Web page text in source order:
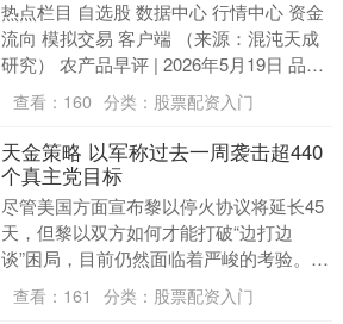
热点栏目 自选股 数据中心 行情中心 资金
流向 模拟交易 客户端 （来源：混沌天成
研究） 农产品早评 | 2026年5月19日 品
种：油脂油料、橡胶、生猪、苹果....
查看： 160 分类： 股票配资入门
天金策略 以军称过去一周袭击超440
个真主党目标
尽管美国方面宣布黎以停火协议将延长45
天，但黎以双方如何才能打破“边打边
谈”困局，目前仍然面临着严峻的考验。当
地时间5月15日晚，以色列国防军在一份
声明中宣布，....
查看： 161 分类： 股票配资入门